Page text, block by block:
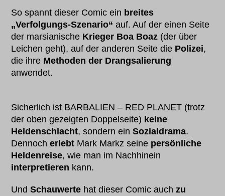
So spannt dieser Comic ein breites
„Verfolgungs-Szenario“ auf. Auf der einen Seite
der marsianische Krieger Boa Boaz (der über
Leichen geht), auf der anderen Seite die Polizei,
die ihre Methoden der Drangsalierung
anwendet.
Sicherlich ist BARBALIEN – RED PLANET (trotz
der oben gezeigten Doppelseite) keine
Heldenschlacht, sondern einSozialdrama.
Dennocherlebt Mark Markz seine persönliche
Heldenreise, wie man im Nachhinein
interpretieren kann.
UndSchauwerte hat dieser Comic auchzu